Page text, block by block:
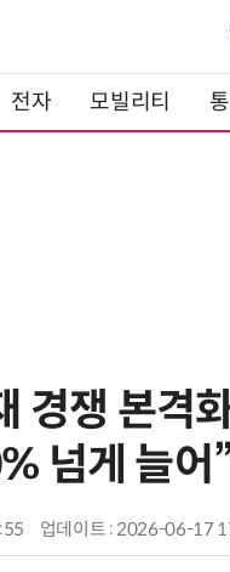
전자 모빌리티
경쟁 본격
넘게 늘어”
업데이트 : 2026-06-17